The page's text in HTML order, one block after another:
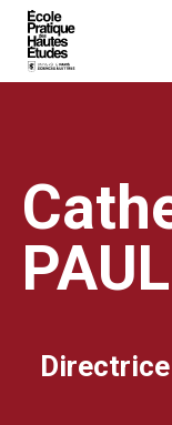
Vous recherchez
Conférence
PAUL
Panneau de gestion